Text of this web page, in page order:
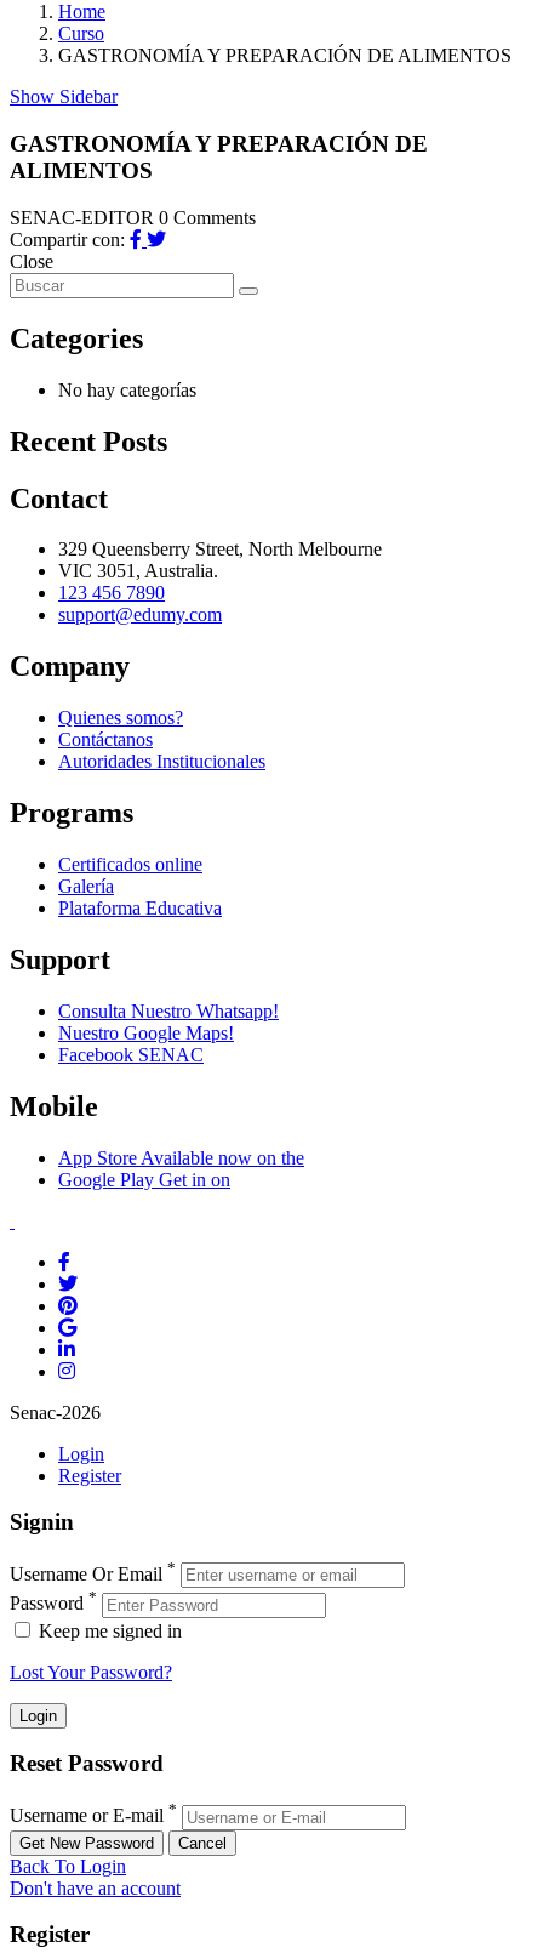
Home
Curso
GASTRONOMÍA Y PREPARACIÓN DE ALIMENTOS
Show Sidebar
GASTRONOMÍA Y PREPARACIÓN DE
ALIMENTOS
SENAC-EDITOR 0 Comments
Compartir con:
Close
Categories
No hay categorías
Recent Posts
Contact
329 Queensberry Street, North Melbourne
VIC 3051, Australia.
123 456 7890
support@edumy.com
Company
Quienes somos?
Contáctanos
Autoridades Institucionales
Programs
Certificados online
Galería
Plataforma Educativa
Support
Consulta Nuestro Whatsapp!
Nuestro Google Maps!
Facebook SENAC
Mobile
App Store Available now on the
Google Play Get in on
Senac-2026
Login
Register
Signin
Username Or Email *
Password *
Keep me signed in
Lost Your Password?
Reset Password
Username or E-mail *
Back To Login
Don't have an account
Register